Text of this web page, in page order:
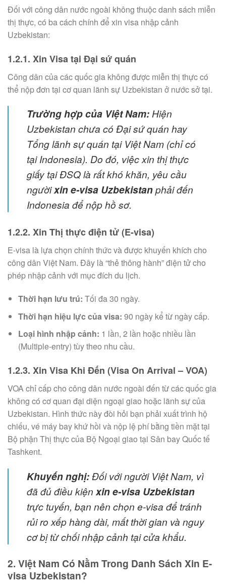
Đối với công dân nước ngoài không thuộc danh sách miễn
thị thực, có ba cách chính để xin visa nhập cảnh
Uzbekistan:
1.2.1. Xin Visa tại Đại sứ quán
Công dân của các quốc gia không được miễn thị thực có
thể nộp đơn tại cơ quan lãnh sự Uzbekistan ở nước sở tại.
Trường hợp của Việt Nam:Hiện
Uzbekistan chưa có Đại sứ quán hay
Tổng lãnh sự quán tại Việt Nam (chỉ có
tại Indonesia). Do đó, việc xin thị thực
giấy tại ĐSQ là rất khó khăn, yêu cầu
ngườixin e-visa Uzbekistanphải đến
Indonesia để nộp hồ sơ.
1.2.2. Xin Thị thực điện tử (E-visa)
E-visa là lựa chọn chính thức và được khuyến khích cho
công dân Việt Nam. Đây là “thẻ thông hành” điện tử cho
phép nhập cảnh với mục đích du lịch.
Thời hạn lưu trú: Tối đa 30 ngày.
Thời hạn hiệu lực của visa: 90 ngày kể từ ngày cấp.
Loại hình nhập cảnh: 1 lần, 2 lần hoặc nhiều lần
(Multiple-entry) tùy theo nhu cầu.
1.2.3. Xin Visa Khi Đến (Visa On Arrival – VOA)
VOA chỉ cấp cho công dân nước ngoài đến từ các quốc gia
không có cơ quan đại diện ngoại giao hoặc lãnh sự của
Uzbekistan. Hình thức này đòi hỏi bạn phải xuất trình hộ
chiếu, vé máy bay khứ hồi và nộp lệ phí bằng tiền mặt tại
Bộ phận Thị thực của Bộ Ngoại giao tại Sân bay Quốc tế
Tashkent.
Khuyến nghị: Đối với người Việt Nam, vì
đã đủ điều kiện xin e-visa Uzbekistan
trực tuyến, bạn nên chọn e-visa để tránh
rủi ro xếp hàng dài, mất thời gian và nguy
cơ bị từ chối nhập cảnh tại cửa khẩu.
2. Việt Nam Có Nằm Trong Danh Sách Xin E-
visa Uzbekistan?